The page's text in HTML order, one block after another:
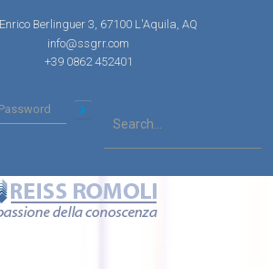
Berlinguer 3, 67100 L'Aquila, AQ
info@ssgrr.com
+39 0862 452401